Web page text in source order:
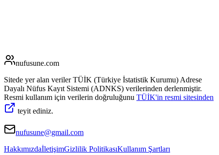
nufusune.com
Sitede yer alan veriler TÜİK (Türkiye İstatistik Kurumu) Adrese
Dayalı Nüfus Kayıt Sistemi (ADNKS) verilerinden derlenmiştir.
Resmi kullanım için verilerin doğruluğunu TÜİK'in resmi sitesinden
teyit ediniz.
nufusune@gmail.com
HakkımızdaİletişimGizlilik PolitikasıKullanım Şartları